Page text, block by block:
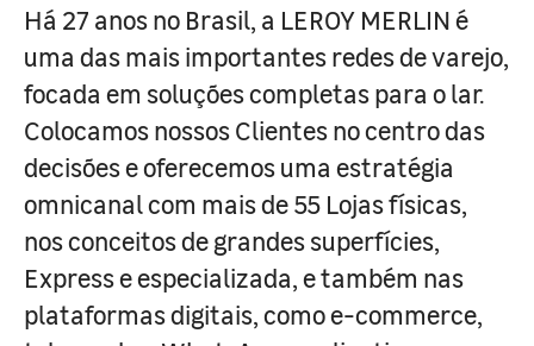
Há 27 anos no Brasil, a LEROY MERLIN é
uma das mais importantes redes de varejo,
focada em soluções completas para o lar.
Colocamos nossos Clientes no centro das
decisões e oferecemos uma estratégia
omnicanal com mais de 55 Lojas físicas,
nos conceitos de grandes superfícies,
Express e especializada, e também nas
plataformas digitais, como e-commerce,